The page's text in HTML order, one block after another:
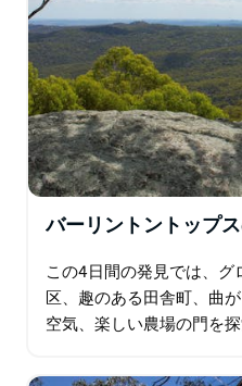
バーリントントップ
この4日間の発見では、グ
区、趣のある田舎町、曲
空気、楽しい農場の門を
スを訪れてください。 1日